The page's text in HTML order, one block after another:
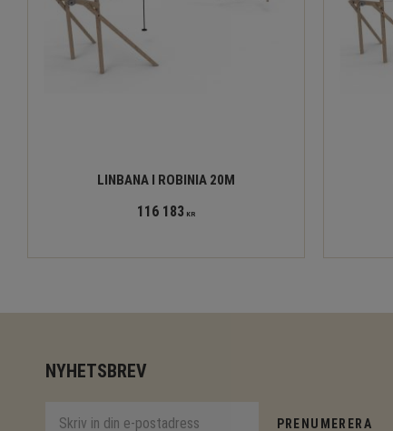
LINBANA I ROBINIA 20M
116 183 KR
NYHETSBREV
PRENUMERERA